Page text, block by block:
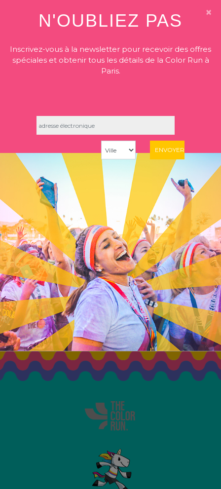
REJOIGNEZ LA LISTE
ÉVÉNEMENT
REPORTÉ
PARIS
×
N'OUBLIEZ PAS
Inscrivez-vous à la newsletter pour recevoir des offres
spéciales et obtenir tous les détails de la Color Run à
Paris.